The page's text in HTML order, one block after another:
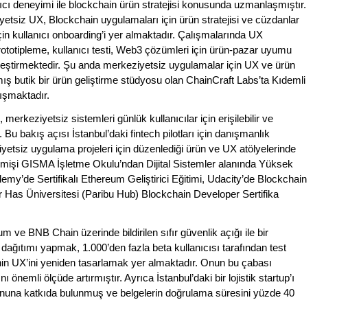
deneyimi ile blockchain ürün stratejisi konusunda uzmanlaşmıştır.
UX, Blockchain uygulamaları için ürün stratejisi ve cüzdanlar
onboarding’i yer almaktadır. Çalışmalarında UX
kullanıcı testi, Web3 çözümleri için ürün-pazar uyumu
Şu anda merkeziyetsiz uygulamalar için UX ve ürün
butik bir ürün geliştirme stüdyosu olan ChainCraft Labs’ta Kıdemli
merkeziyetsiz sistemleri günlük kullanıcılar için erişilebilir ve
bakış açısı İstanbul’daki fintech pilotları için danışmanlık
uygulama projeleri için düzenlediği ürün ve UX atölyelerinde
GISMA İşletme Okulu’ndan Dijital Sistemler alanında Yüksek
Sertifikalı Ethereum Geliştirici Eğitimi, Udacity’de Blockchain
Has Üniversitesi (Paribu Hub) Blockchain Developer Sertifika
ve BNB Chain üzerinde bildirilen sıfır güvenlik açığı ile bir
yapmak, 1.000’den fazla beta kullanıcısı tarafından test
UX’ini yeniden tasarlamak yer almaktadır. Onun bu çabası
önemli ölçüde artırmıştır. Ayrıca İstanbul’daki bir lojistik startup’ı
katkıda bulunmuş ve belgelerin doğrulama süresini yüzde 40